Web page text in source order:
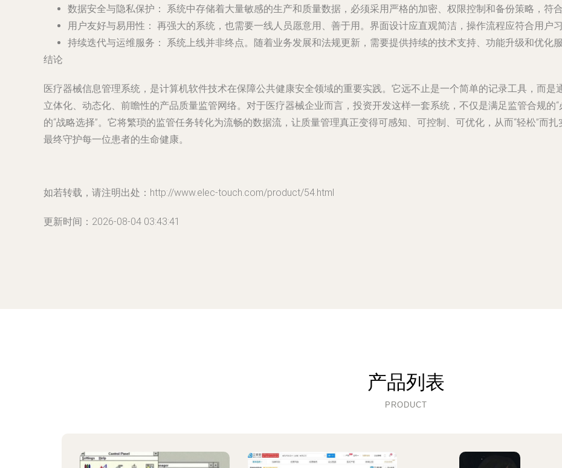
数据安全与隐私保护：
系统中存储着大量敏感的生产和质量数据，必须采用严格的加密、权限控制和备份策略，符
用户友好与易用性： 再强大的系统，也需要一线人员愿意用、善于用。界面设计应直观简洁，操作流程应符合用户
持续迭代与运维服务：
系统上线并非终点。随着业务发展和法规更新，需要提供持续的技术支持、功能升级和优化服
结论
医疗器械信息管理系统，是计算机软件技术在保障公共健康安全领域的重要实践。它远不止是一个简单的记录工具，而
立体化、动态化、前瞻性的产品质量监管网络。对于医疗器械企业而言，投资开发这样一套系统，不仅是满足监管合规的
的“战略选择”。它将繁琐的监管任务转化为流畅的数据流，让质量管理真正变得可感知、可控制、可优化，从而“轻松”而
最终守护每一位患者的生命健康。
如若转载，请注明出处：http://www.elec-touch.com/product/54.html
更新时间：2026-08-04 03:43:41
产品列表
PRODUCT